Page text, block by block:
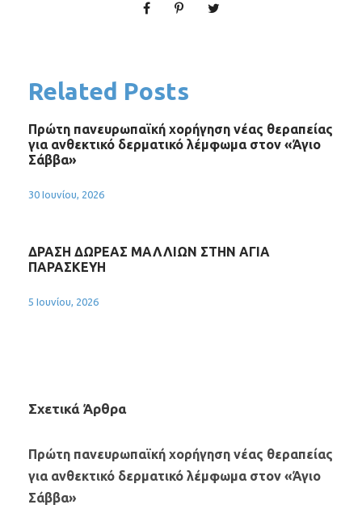
Related Posts
Πρώτη πανευρωπαϊκή χορήγηση νέας θεραπείας
για ανθεκτικό δερματικό λέμφωμα στον «Άγιο
Σάββα»
30 Ιουνίου, 2026
ΔΡΑΣΗ ΔΩΡΕΑΣ ΜΑΛΛΙΩΝ ΣΤΗΝ ΑΓΙΑ
ΠΑΡΑΣΚΕΥΗ
5 Ιουνίου, 2026
Σχετικά Άρθρα
Πρώτη πανευρωπαϊκή χορήγηση νέας θεραπείας
για ανθεκτικό δερματικό λέμφωμα στον «Άγιο
Σάββα»